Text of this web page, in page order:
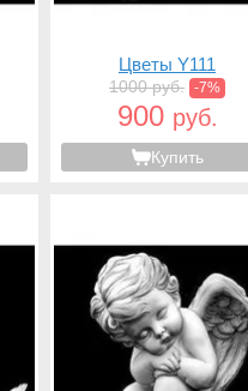
Цветы Y111
1000 руб. -7%
900 руб.
Купить